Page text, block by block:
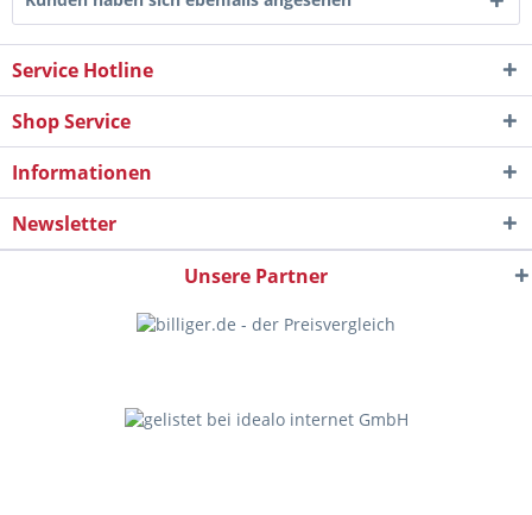
Service Hotline
Shop Service
Informationen
Newsletter
Unsere Partner